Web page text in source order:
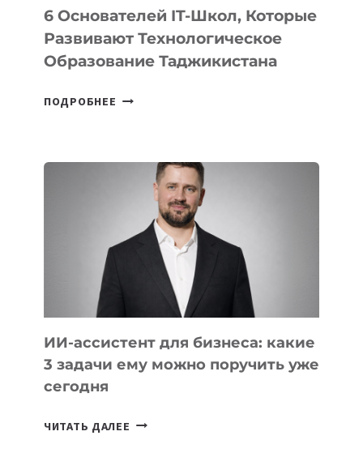
6 Основателей IT-Школ, Которые
Развивают Технологическое
Образование Таджикистана
ПОДРОБНЕЕ
КОТОРЫЕ
РАЗВИВАЮТ
ТЕХНОЛОГИЧЕСКОЕ
ОБРАЗОВАНИЕ
ТАДЖИКИСТАНА
ИИ-ассистент для бизнеса: какие
3 задачи ему можно поручить уже
сегодня
ЧИТАТЬ ДАЛЕЕ ИИ-